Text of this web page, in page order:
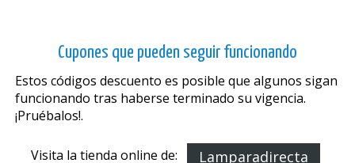
Cupones que pueden seguir funcionando
Estos códigos descuento es posible que algunos sigan
funcionando tras haberse terminado su vigencia.
¡Pruébalos!.
Visita la tienda online de: Lamparadirecta